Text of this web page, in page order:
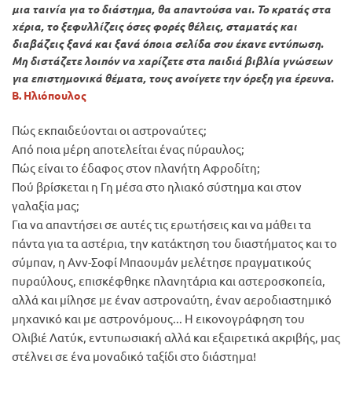
μια ταινία για το διάστημα, θα απαντούσα ναι. Το κρατάς στα
χέρια, το ξεφυλλίζεις όσες φορές θέλεις, σταματάς και
διαβάζεις ξανά και ξανά όποια σελίδα σου έκανε εντύπωση.
Μη διστάζετε λοιπόν να χαρίζετε στα παιδιά βιβλία γνώσεων
για επιστημονικά θέματα, τους ανοίγετε την όρεξη για έρευνα.
Β. Ηλιόπουλος
Πώς εκπαιδεύονται οι αστροναύτες;
Από ποια μέρη αποτελείται ένας πύραυλος;
Πώς είναι το έδαφος στον πλανήτη Αφροδίτη;
Πού βρίσκεται η Γη μέσα στο ηλιακό σύστημα και στον
γαλαξία μας;
Για να απαντήσει σε αυτές τις ερωτήσεις και να μάθει τα
πάντα για τα αστέρια, την κατάκτηση του διαστήματος και το
σύμπαν, η Ανν-Σοφί Μπαουμάν μελέτησε πραγματικούς
πυραύλους, επισκέφθηκε πλανητάρια και αστεροσκοπεία,
αλλά και μίλησε με έναν αστροναύτη, έναν αεροδιαστημικό
μηχανικό και με αστρονόμους... Η εικονογράφηση του
Ολιβιέ Λατύκ, εντυπωσιακή αλλά και εξαιρετικά ακριβής, μας
στέλνει σε ένα μοναδικό ταξίδι στο διάστημα!